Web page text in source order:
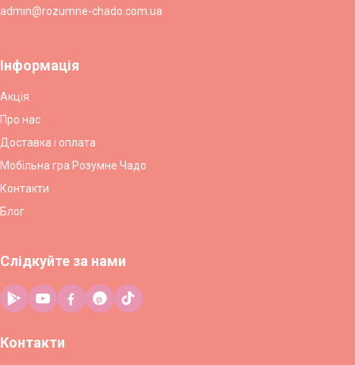
admin@rozumne-chado.com.ua
Інформація
Акція
Про нас
Доставка і оплата
Мобільна гра Розумне Чадо
Контакти
Блог
Слідкуйте за нами
Контакти